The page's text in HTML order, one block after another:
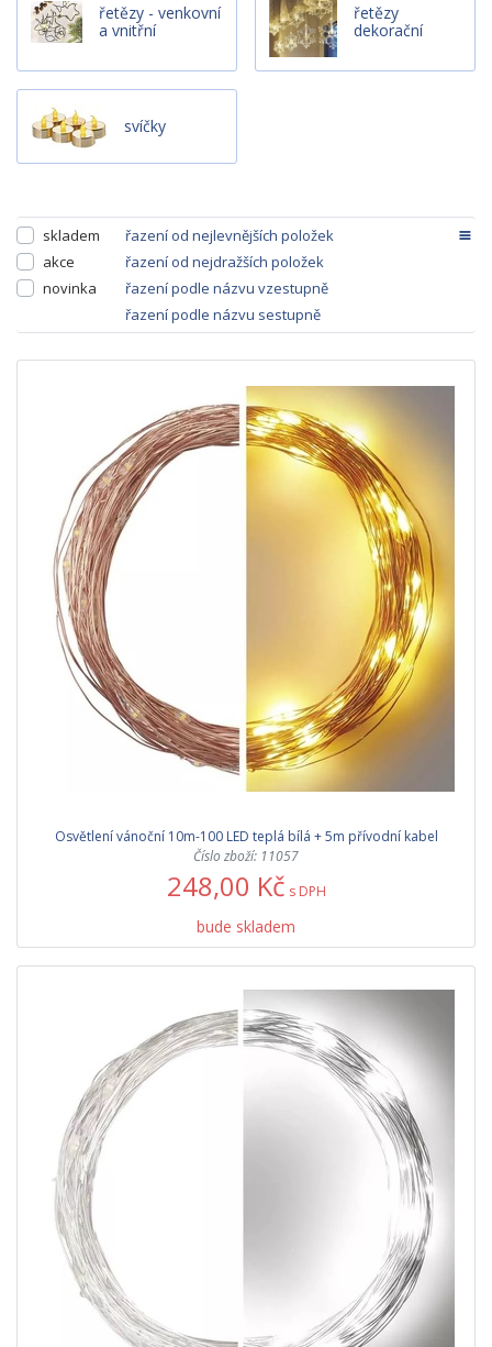
řetězy - venkovní
a vnitřní
řetězy
dekorační
svíčky
skladem
akce
novinka
řazení od nejlevnějších položek
řazení od nejdražších položek
řazení podle názvu vzestupně
řazení podle názvu sestupně
Osvětlení vánoční 10m-100 LED teplá bílá + 5m přívodní kabel
Číslo zboží: 11057
248,00 Kč s DPH
bude skladem